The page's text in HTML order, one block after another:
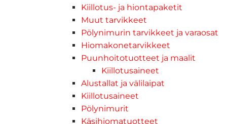
Kiillotus- ja hiontapaketit
Muut tarvikkeet
Pölynimurin tarvikkeet ja varaosat
Hiomakonetarvikkeet
Puunhoitotuotteet ja maalit
Kiillotusaineet
Alustallat ja välilaipat
Kiillotusaineet
Pölynimurit
Käsihiomatuotteet